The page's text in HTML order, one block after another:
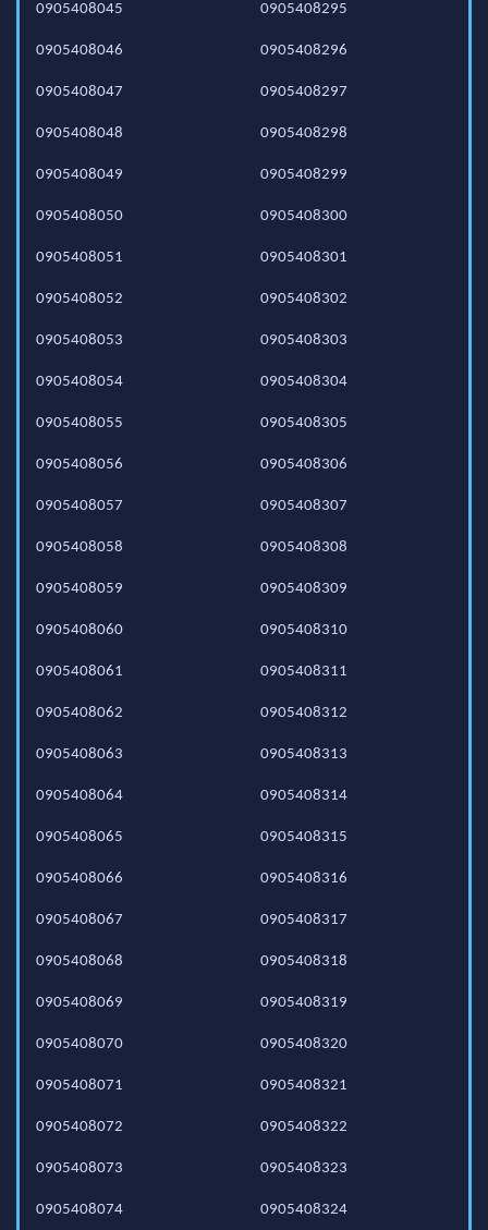
0905408045
0905408046
0905408047
0905408048
0905408049
0905408050
0905408051
0905408052
0905408053
0905408054
0905408055
0905408056
0905408057
0905408058
0905408059
0905408060
0905408061
0905408062
0905408063
0905408064
0905408065
0905408066
0905408067
0905408068
0905408069
0905408070
0905408071
0905408072
0905408073
0905408074
0905408295
0905408296
0905408297
0905408298
0905408299
0905408300
0905408301
0905408302
0905408303
0905408304
0905408305
0905408306
0905408307
0905408308
0905408309
0905408310
0905408311
0905408312
0905408313
0905408314
0905408315
0905408316
0905408317
0905408318
0905408319
0905408320
0905408321
0905408322
0905408323
0905408324